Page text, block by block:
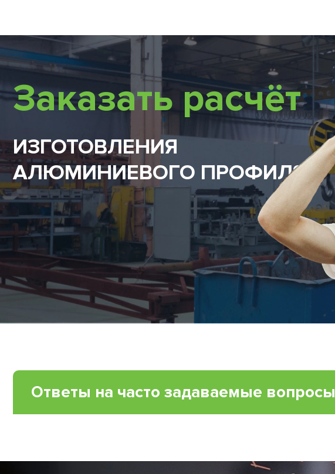
Заказать расчёт
ИЗГОТОВЛЕНИЯ
АЛЮМИНИЕВОГО ПРОФИЛЯ
Ответы на часто задаваемые вопросы